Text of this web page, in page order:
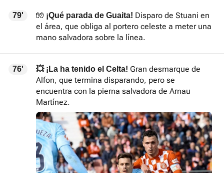
79' 🧤 ¡Qué parada de Guaita! Disparo de Stuani en
el área, que obliga al portero celeste a meter una
mano salvadora sobre la línea.
76' 💥 ¡La ha tenido el Celta! Gran desmarque de
Alfon, que termina disparando, pero se
encuentra con la pierna salvadora de Arnau
Martínez.